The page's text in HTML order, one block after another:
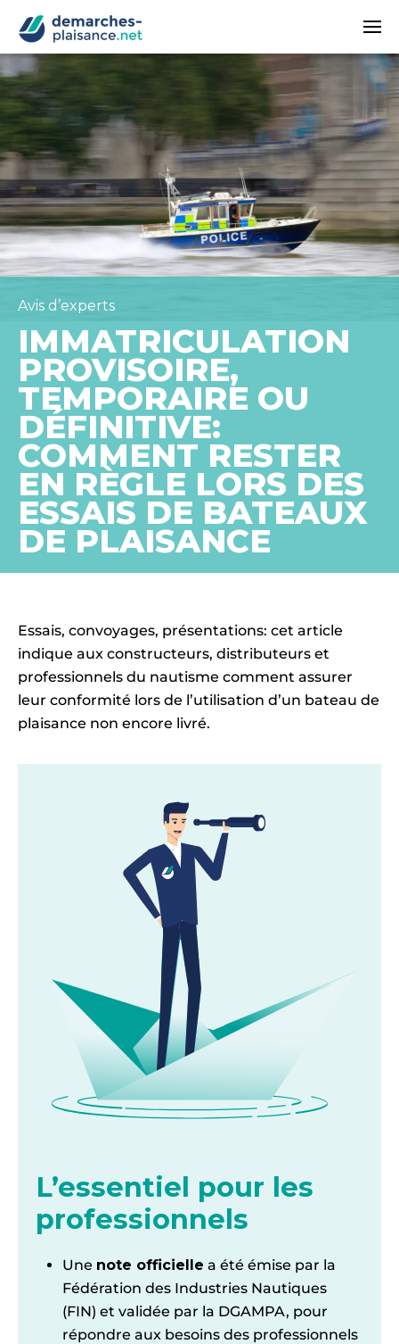
Passer au contenu principal
Avis d’experts
IMMATRICULATION
PROVISOIRE,
TEMPORAIRE OU
DÉFINITIVE:
COMMENT RESTER
EN RÈGLE LORS DES
ESSAIS DE BATEAUX
DE PLAISANCE
Essais, convoyages, présentations: cet article
indique aux constructeurs, distributeurs et
professionnels du nautisme comment assurer
leur conformité lors de l’utilisation d’un bateau de
plaisance non encore livré.
L’essentiel pour les
professionnels
Une note officielle a été émise par la
Fédération des Industries Nautiques
(FIN) et validée par la DGAMPA, pour
répondre aux besoins des professionnels